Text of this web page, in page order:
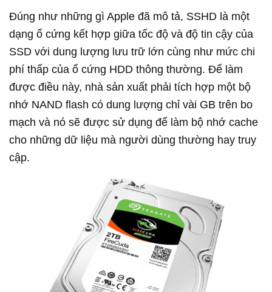
Đúng như những gì Apple đã mô tả, SSHD là một
dạng ổ cứng kết hợp giữa tốc độ và độ tin cậy của
SSD với dung lượng lưu trữ lớn cùng như mức chi
phí thấp của ổ cứng HDD thông thường. Để làm
được điều này, nhà sản xuất phải tích hợp một bộ
nhớ NAND flash có dung lượng chỉ vài GB trên bo
mạch và nó sẽ được sử dụng để làm bộ nhớ cache
cho những dữ liệu mà người dùng thường hay truy
cập.